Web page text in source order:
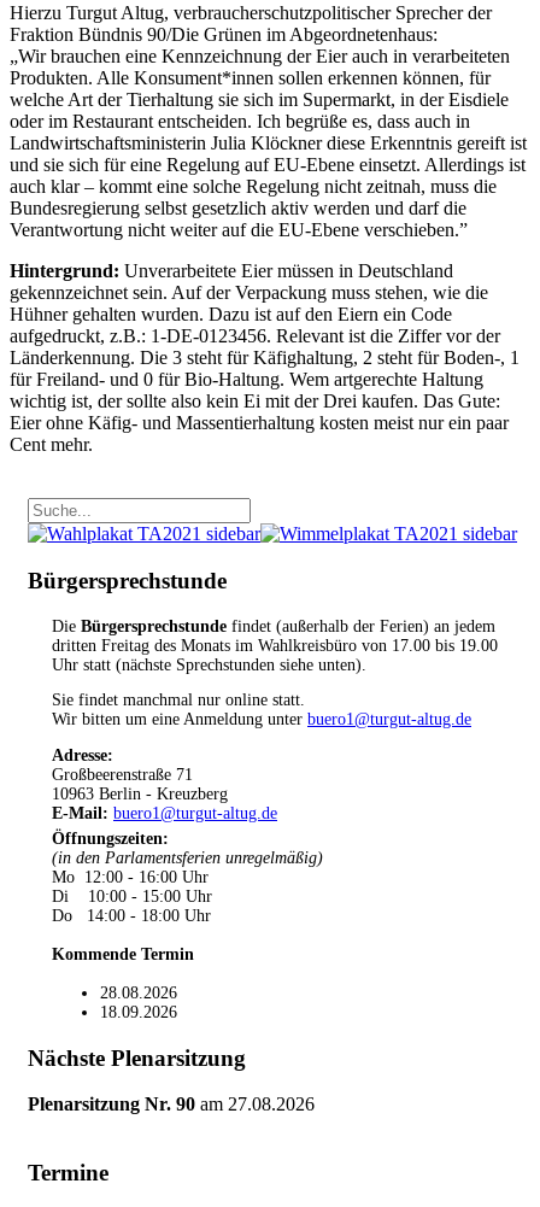
Hierzu Turgut Altug, verbraucherschutzpolitischer Sprecher der
Fraktion Bündnis 90/Die Grünen im Abgeordnetenhaus:
„Wir brauchen eine Kennzeichnung der Eier auch in verarbeiteten
Produkten. Alle Konsument*innen sollen erkennen können, für
welche Art der Tierhaltung sie sich im Supermarkt, in der Eisdiele
oder im Restaurant entscheiden. Ich begrüße es, dass auch in
Landwirtschaftsministerin Julia Klöckner diese Erkenntnis gereift ist
und sie sich für eine Regelung auf EU-Ebene einsetzt. Allerdings ist
auch klar – kommt eine solche Regelung nicht zeitnah, muss die
Bundesregierung selbst gesetzlich aktiv werden und darf die
Verantwortung nicht weiter auf die EU-Ebene verschieben.”
Hintergrund: Unverarbeitete Eier müssen in Deutschland
gekennzeichnet sein. Auf der Verpackung muss stehen, wie die
Hühner gehalten wurden. Dazu ist auf den Eiern ein Code
aufgedruckt, z.B.: 1-DE-0123456. Relevant ist die Ziffer vor der
Länderkennung. Die 3 steht für Käfighaltung, 2 steht für Boden-, 1
für Freiland- und 0 für Bio-Haltung. Wem artgerechte Haltung
wichtig ist, der sollte also kein Ei mit der Drei kaufen. Das Gute:
Eier ohne Käfig- und Massentierhaltung kosten meist nur ein paar
Cent mehr.
Bürgersprechstunde
Die Bürgersprechstunde findet (außerhalb der Ferien) an jedem
dritten Freitag des Monats im Wahlkreisbüro von 17.00 bis 19.00
Uhr statt (nächste Sprechstunden siehe unten).
Sie findet manchmal nur online statt.
Wir bitten um eine Anmeldung unter buero1@turgut-altug.de
Adresse:
Großbeerenstraße 71
10963 Berlin - Kreuzberg
E-Mail: buero1@turgut-altug.de
Öffnungszeiten:
(in den Parlamentsferien unregelmäßig)
Mo 12:00 - 16:00 Uhr
Di 10:00 - 15:00 Uhr
Do 14:00 - 18:00 Uhr
Kommende Termin
28.08.2026
18.09.2026
Nächste Plenarsitzung
Plenarsitzung Nr. 90 am 27.08.2026
Termine